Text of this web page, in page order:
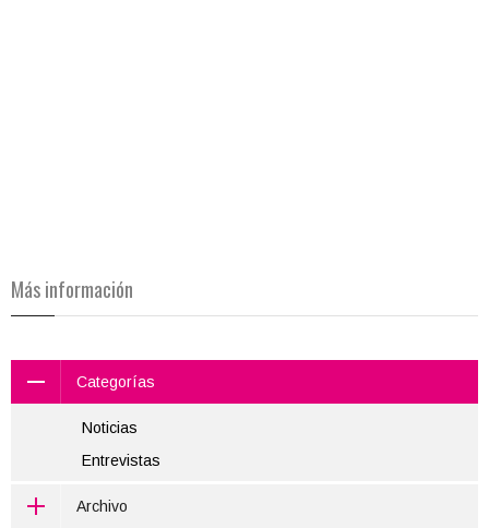
Más información
Categorías
Noticias
Entrevistas
Archivo